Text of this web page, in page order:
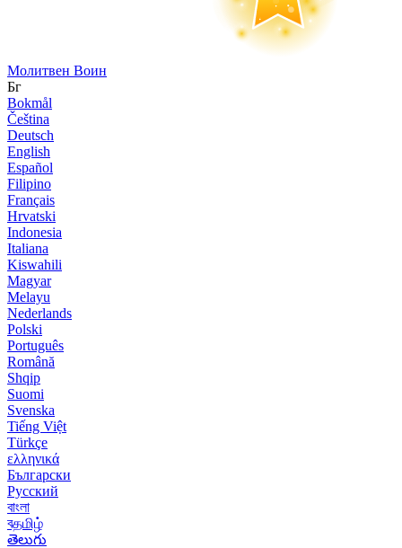
Молитвен Воин
Бг
Bokmål
Čeština
Deutsch
English
Español
Filipino
Français
Hrvatski
Indonesia
Italiana
Kiswahili
Magyar
Melayu
Nederlands
Polski
Português
Română
Shqip
Suomi
Svenska
Tiếng Việt
Türkçe
ελληνικά
Български
Русский
বাংলা
বதமிழ்
తెలుగు